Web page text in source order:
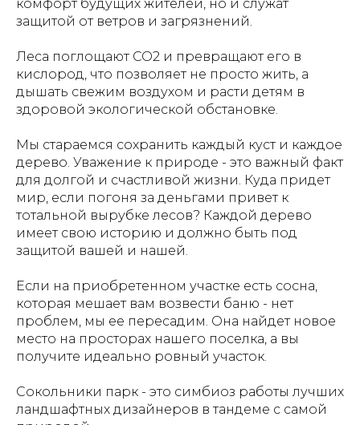
комфорт будущих жителей, но и служат
защитой от ветров и загрязнений.
Леса поглощают СО2 и превращают его в
кислород, что позволяет не просто жить, а
дышать свежим воздухом и расти детям в
здоровой экологической обстановке.
Мы стараемся сохранить каждый куст и каждое
дерево. Уважение к природе - это важный факт
для долгой и счастливой жизни. Куда придет
мир, если погоня за деньгами привет к
тотальной вырубке лесов? Каждой дерево
имеет свою историю и должно быть под
защитой вашей и нашей.
Если на приобретенном участке есть сосна,
которая мешает вам возвести баню - нет
проблем, мы ее пересадим. Она найдет новое
место на просторах нашего поселка, а вы
получите идеально ровный участок.
Сокольники парк - это симбиоз работы лучших
ландшафтных дизайнеров в тандеме с самой